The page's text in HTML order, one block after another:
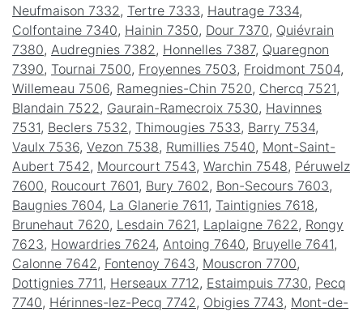
Neufmaison 7332 , Tertre 7333, Hautrage 7334,
Colfontaine 7340, Hainin 7350, Dour 7370, Quiévrain
7380, Audregnies 7382 , Honnelles 7387, Quaregnon
7390, Tournai 7500, Froyennes 7503, Froidmont 7504,
Willemeau 7506, Ramegnies-Chin 7520, Chercq 7521,
Blandain 7522 , Gaurain-Ramecroix 7530, Havinnes
7531, Beclers 7532 , Thimougies 7533, Barry 7534,
Vaulx 7536, Vezon 7538, Rumillies 7540, Mont-Saint-
Aubert 7542 , Mourcourt 7543, Warchin 7548, Péruwelz
7600, Roucourt 7601, Bury 7602 , Bon-Secours 7603,
Baugnies 7604, La Glanerie 7611, Taintignies 7618,
Brunehaut 7620, Lesdain 7621, Laplaigne 7622 , Rongy
7623, Howardries 7624, Antoing 7640, Bruyelle 7641,
Calonne 7642 , Fontenoy 7643, Mouscron 7700,
Dottignies 7711, Herseaux 7712 , Estaimpuis 7730, Pecq
7740, Hérinnes-lez-Pecq 7742 , Obigies 7743, Mont-de-